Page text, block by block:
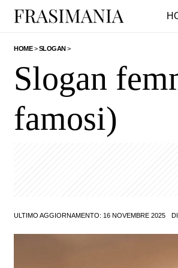
HOME>SLOGAN>
Slogan
famosi)
ULTIMO AGGIORNAMENTO: 16 NOVEMBRE 2025